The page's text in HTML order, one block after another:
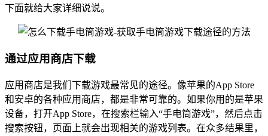
下面就给大家详细说说。
通过应用商店下载
应用商店是我们下载游戏最常见的途径。像苹果的App Store
和安卓的各种应用商店，都是非常可靠的。如果你用的是苹果
设备，打开App Store，在搜索栏输入“手电筒游戏”，然后点击
搜索按钮，页面上就会出现相关的游戏列表。在众多结果里，